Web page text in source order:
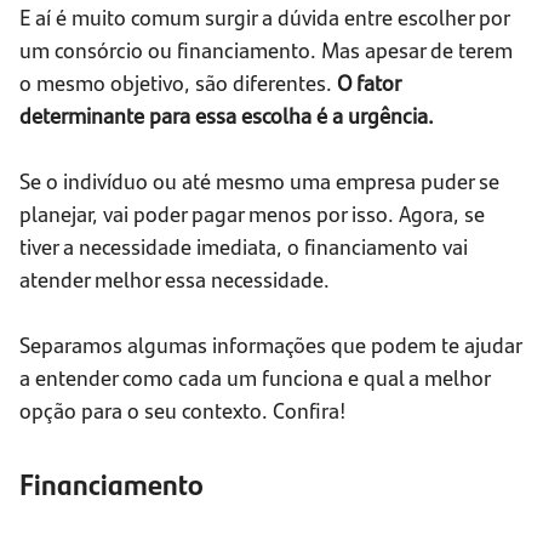
E aí é muito comum surgir a dúvida entre escolher por
um consórcio ou financiamento. Mas apesar de terem
o mesmo objetivo, são diferentes. O fator
determinante para essa escolha é a urgência.
Se o indivíduo ou até mesmo uma empresa puder se
planejar, vai poder pagar menos por isso. Agora, se
tiver a necessidade imediata, o financiamento vai
atender melhor essa necessidade.
Separamos algumas informações que podem te ajudar
a entender como cada um funciona e qual a melhor
opção para o seu contexto. Confira!
Financiamento